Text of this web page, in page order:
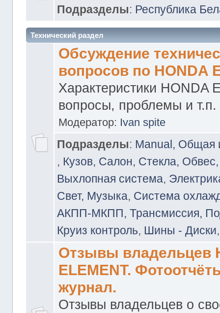
Подразделы: Республика
Технический раздел
Обсуждение
вопросов по HONDA
Характеристики HONDA
вопросы, проблемы и т.п.
Модератор: Ivan spite
Подразделы: Manual,
, Кузов, Салон, Стекла,
Выхлопная система,
Свет, Музыка, Система
АКПП-МКПП, Трансмиссия,
Круиз контроль, Шины - Диски
Отзывы владельцев
ELEMENT.
журнал.
Отзывы владельцев о